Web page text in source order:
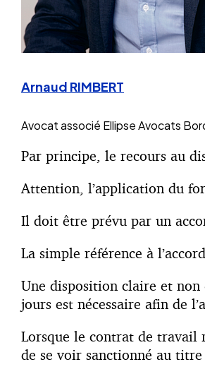
Arnaud RIMBERT
Avocat associé Ellipse Avocats
Par principe, le recours au
Attention, l’application du
Il doit être prévu par un
La simple référence à
Une disposition claire et
jours est nécessaire afin de
Lorsque le contrat de travail
de se voir sanctionné au